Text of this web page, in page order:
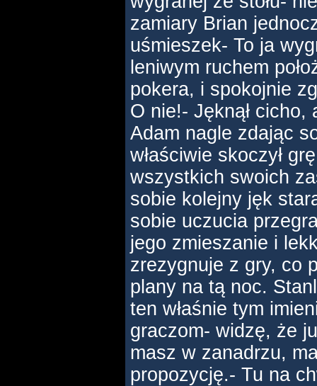
zamiary Brian
uśmieszek- To ja
leniwym ruchem
pokera, i spokojnie
O nie!- Jęknął
Adam nagle zdając
właściwie skoczył
wszystkich swoich
sobie kolejny jęk
sobie uczucia
jego zmieszanie i
zrezygnuje z gry, co
plany na tą noc.
ten właśnie tym
graczom- widzę, że
masz w zanadrzu,
propozycję.- Tu na